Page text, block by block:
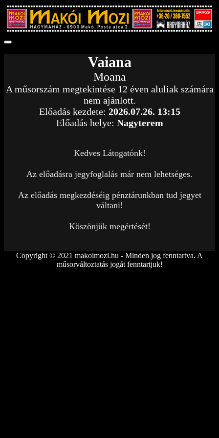
Vaiana
Moana
A műsorszám megtekintése 12 éven aluliak számára
nem ajánlott.
Előadás kezdete: 2026.07.26. 13:15
Előadás helye: Nagyterem
Kedves Látogatónk!
Az előadásra jegyfoglalás már nem lehetséges.
Az előadás megkezdéséig pénztárunkban tud jegyet
váltani!
Köszönjük megértését!
Copyright © 2021 makoimozi.hu - Minden jog fenntartva. A
műsorváltoztatás jogát fenntartjuk!